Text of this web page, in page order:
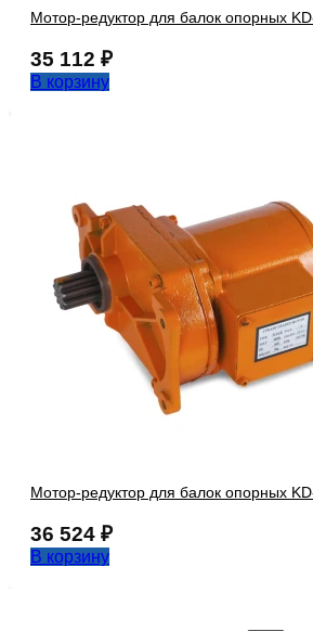
Мотор-редуктор для балок опорных
35 112 ₽
В корзину
Мотор-редуктор для балок опорных
36 524 ₽
В корзину